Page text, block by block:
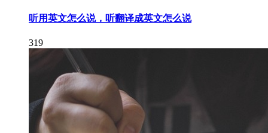
听用英文怎么说，听翻译成英文怎么说
319